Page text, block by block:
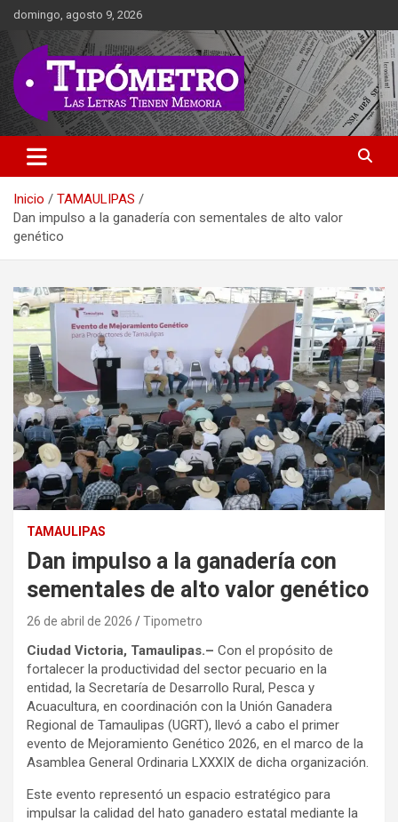
Saltar
contenido
domingo, agosto 9, 2026
Tipometro
Las Letras Tienen Memoria
Inicio
TAMAULIPAS
Dan impulso a la ganadería con sementales de alto valor
genético
TAMAULIPAS
Dan impulso a la ganadería con
sementales de alto valor genético
26 de abril de 2026 Tipometro
Ciudad Victoria, Tamaulipas.– Con el propósito de
fortalecer la productividad del sector pecuario en la
entidad, la Secretaría de Desarrollo Rural, Pesca y
Acuacultura, en coordinación con la Unión Ganadera
Regional de Tamaulipas (UGRT), llevó a cabo el primer
evento de Mejoramiento Genético 2026, en el marco de la
Asamblea General Ordinaria LXXXIX de dicha organización.
Este evento representó un espacio estratégico para
impulsar la calidad del hato ganadero estatal mediante la